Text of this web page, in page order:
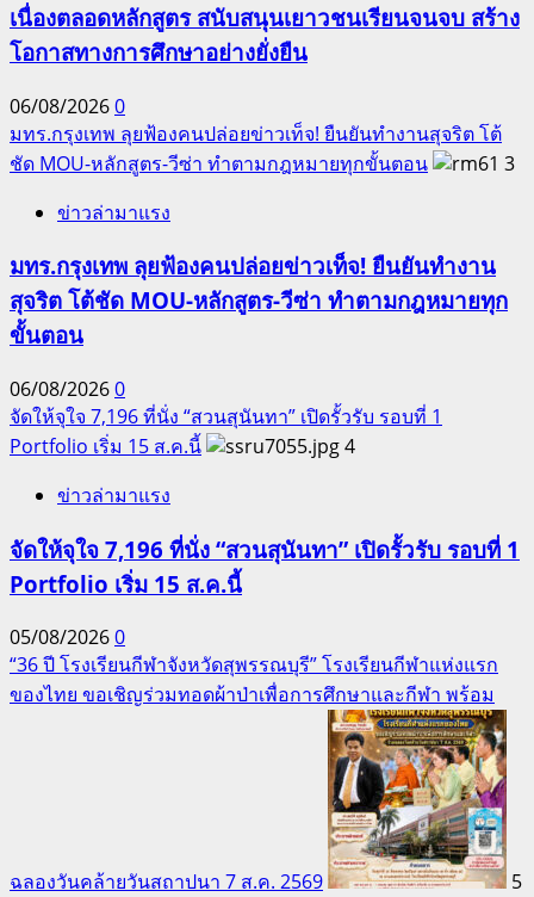
เนื่องตลอดหลักสูตร สนับสนุนเยาวชนเรียนจนจบ สร้าง
โอกาสทางการศึกษาอย่างยั่งยืน
06/08/20260
มทร.กรุงเทพ ลุยฟ้องคนปล่อยข่าวเท็จ! ยืนยันทำงานสุจริต โต้
ชัด MOU-หลักสูตร-วีซ่า ทำตามกฎหมายทุกขั้นตอน
3
ข่าวล่ามาแรง
มทร.กรุงเทพ ลุยฟ้องคนปล่อยข่าวเท็จ! ยืนยันทำงาน
สุจริต โต้ชัด MOU-หลักสูตร-วีซ่า ทำตามกฎหมายทุก
ขั้นตอน
06/08/20260
จัดให้จุใจ 7,196 ที่นั่ง “สวนสุนันทา” เปิดรั้วรับ รอบที่ 1
Portfolio เริ่ม 15 ส.ค.นี้
4
ข่าวล่ามาแรง
จัดให้จุใจ 7,196 ที่นั่ง “สวนสุนันทา” เปิดรั้วรับ รอบที่ 1
Portfolio เริ่ม 15 ส.ค.นี้
05/08/20260
“36 ปี โรงเรียนกีฬาจังหวัดสุพรรณบุรี” โรงเรียนกีฬาแห่งแรก
ของไทย ขอเชิญร่วมทอดผ้าป่าเพื่อการศึกษาและกีฬา พร้อม
ฉลองวันคล้ายวันสถาปนา 7 ส.ค. 2569
5